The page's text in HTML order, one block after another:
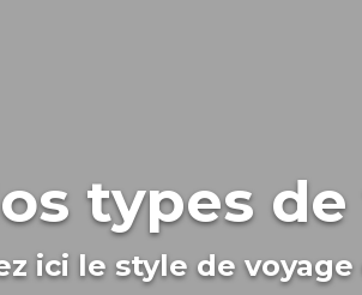
types
ici le style de